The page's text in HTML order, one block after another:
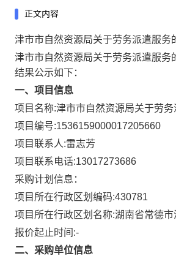
正文内容
津市市自然资源局关于劳务派遣服务
津市市自然资源局关于劳务派遣服务
结果公示如下：
一、项目信息
项目名称:津市市自然资源局关于劳
项目编号:1536159000017205660
项目联系人:雷志芳
项目联系电话:13017273686
采购计划信息：
项目所在行政区划编码:430781
项目所在行政区划名称:湖南省常德市
报价起止时间:-
二、采购单位信息